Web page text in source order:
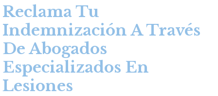
Reclama Tu
Indemnización A Través
De Abogados
Especializados En
Lesiones